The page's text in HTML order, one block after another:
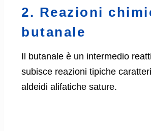
2. Reazioni
butanale
Il butanale è un intermedio
subisce reazioni tipiche
aldeidi alifatiche sature.